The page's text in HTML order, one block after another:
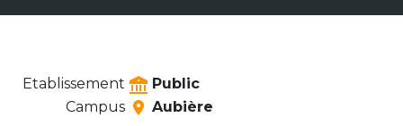
Etablissement
Public
Campus
Aubière